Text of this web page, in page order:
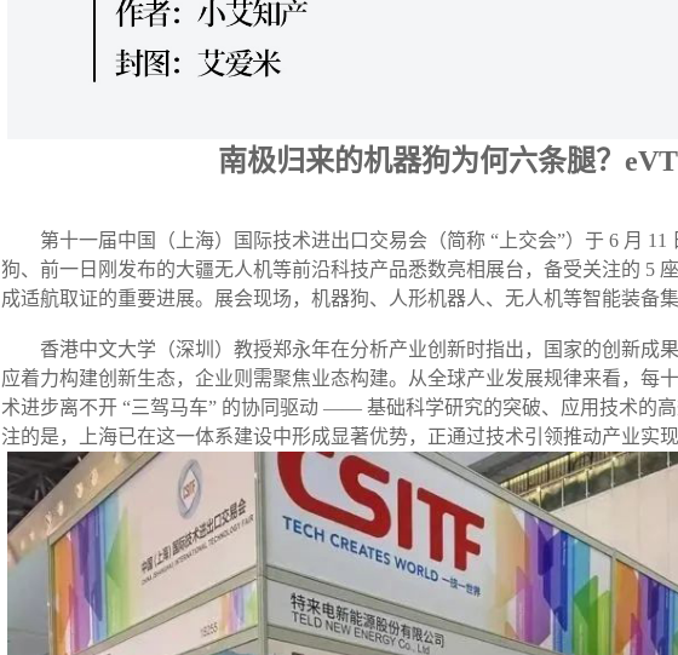
环境管理体系认证
南极归来的机器狗为何六条腿？
第十一届中国（上海）国际技术进出口交易会（简称 “上交会”）于 6 月
狗、前一日刚发布的大疆无人机等前沿科技产品悉数亮相展台，备受关注的 5
成适航取证的重要进展。展会现场，机器狗、人形机器人、无人机等智能装备
香港中文大学（深圳）教授郑永年在分析产业创新时指出，国家的创新成
应着力构建创新生态，企业则需聚焦业态构建。从全球产业发展规律来看，每
术进步离不开 “三驾马车” 的协同驱动 —— 基础科学研究的突破、应用技术的
注的是，上海已在这一体系建设中形成显著优势，正通过技术引领推动产业实现